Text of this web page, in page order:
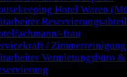
Hotel Waren
frau
/ Zimmerreinigung
Vermietungsbüro &